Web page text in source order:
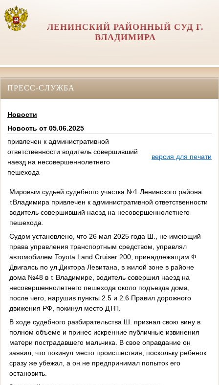
ЛЕНИНСКИЙ РАЙОННЫЙ СУД Г.
ВЛАДИМИРА
ПРЕСС-СЛУЖБА
Новости
Новость от 05.06.2025
привлечен к административной
ответственности водитель совершивший
наезд на несовершеннолетнего
пешехода
версия для печати
Мировым судьей судебного участка №1 Ленинского района
г.Владимира привлечен к административной ответственности
водитель совершивший наезд на несовершеннолетнего
пешехода.
Судом установлено, что 26 мая 2025 года Ш., не имеющий
права управления транспортным средством, управлял
автомобилем Toyota Land Cruiser 200, принадлежащим Ф.
Двигаясь по ул.Диктора Левитана, в жилой зоне в районе
дома №48 в г. Владимире, водитель совершил наезд на
несовершеннолетнего пешехода около подъезда дома,
после чего, нарушив пункты 2.5 и 2.6 Правил дорожного
движения РФ, покинул место ДТП.
В ходе судебного разбирательства Ш. признал свою вину в
полном объеме и принес искренние публичные извинения
матери пострадавшего мальчика. В свое оправдание он
заявил, что покинул место происшествия, поскольку ребенок
сразу же убежал, а он не предпринимал попыток его
остановить.